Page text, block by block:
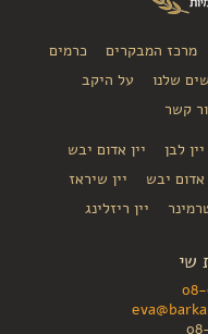
מרכז המבקרים
כרמים
שלנו
על היקב
קשר
יין לבן
יין אדום יבש
אדום יבש
יין שיראז
יין ריזלינג
שי
08-